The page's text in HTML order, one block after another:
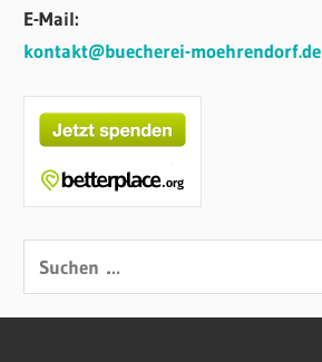
E-Mail:
kontakt@buecherei-moehrendorf.de